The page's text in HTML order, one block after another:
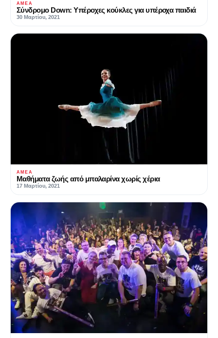
ΑΜΕΑ
Σύνδρομο Down: Υπέροχες κούκλες για υπέροχα παιδιά
30 Μαρτίου, 2021
ΑΜΕΑ
Μαθήματα ζωής από μπαλαρίνα χωρίς χέρια
17 Μαρτίου, 2021